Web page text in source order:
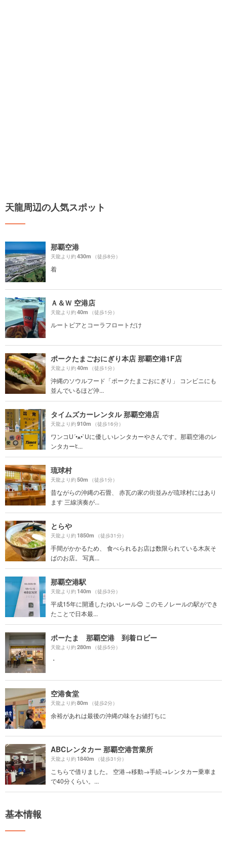
天龍周辺の人気スポット
那覇空港
天龍より約430m （徒歩8分）
着
Ａ＆Ｗ 空港店
天龍より約40m （徒歩1分）
ルートビアとコーラフロートだけ
ポークたまごおにぎり本店 那覇空港1F店
天龍より約40m （徒歩1分）
沖縄のソウルフード「ポークたまごおにぎり」 コンビニにも
並んでいるほど沖...
タイムズカーレンタル 那覇空港店
天龍より約910m （徒歩16分）
ワンコU´•ﻌ•`Uに優しいレンタカーやさんです。那覇空港のレ
ンタカーﾋ...
琉球村
天龍より約50m （徒歩1分）
昔ながらの沖縄の石畳、 赤瓦の家の街並みが琉球村にはあり
ます 三線演奏が...
とらや
天龍より約1850m （徒歩31分）
手間がかかるため、 食べられるお店は数限られている木灰そ
ばのお店。 写真...
那覇空港駅
天龍より約140m （徒歩3分）
平成15年に開通したゆいレール😊 このモノレールの駅ができ
たことで日本最...
ポーたま 那覇空港 到着ロビー
天龍より約280m （徒歩5分）
・
空港食堂
天龍より約80m （徒歩2分）
余裕があれは最後の沖縄の味をお値打ちに
ABCレンタカー 那覇空港営業所
天龍より約1840m （徒歩31分）
こちらで借りました。 空港→移動→手続→レンタカー乗車ま
で40分くらい。...
基本情報